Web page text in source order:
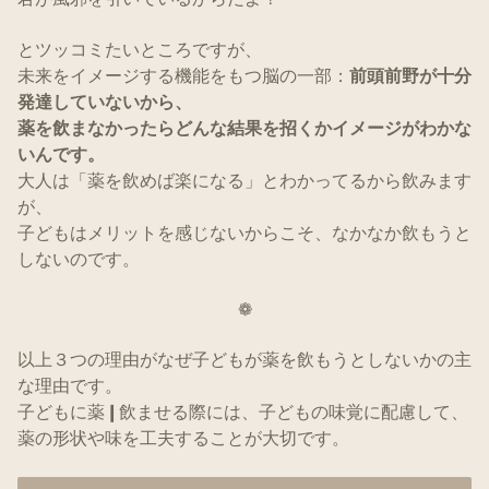
とツッコミたいところですが、
未来をイメージする機能をもつ脳の一部： 前頭前野が十分
発達していないから、
薬を飲まなかったらどんな結果を招くかイメージがわかな
いんです。
大人は「薬を飲めば楽になる」とわかってるから飲みます
が、
子どもはメリットを感じないからこそ、なかなか飲もうと
しないのです。
❁
以上３つの理由がなぜ子どもが薬を飲もうとしないかの主
な理由です。
子どもに薬❙飲ませる際には、子どもの味覚に配慮して、
薬の形状や味を工夫することが大切です。